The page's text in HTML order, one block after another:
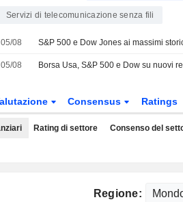
Servizi di telecomunicazione senza fili
05/08
05/08
Consensus Ratings
Rating di settore Consenso del
Regione: